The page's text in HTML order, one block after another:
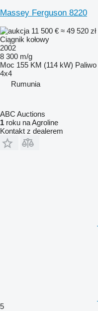
Massey Ferguson 8220
11 500 € ≈ 49 520 zł
Ciągnik kołowy
2002
8 300 m/g
Moc 155 KM (114 kW) Paliwo
4x4
Rumunia
ABC Auctions
1 roku na Agroline
Kontakt z dealerem
5